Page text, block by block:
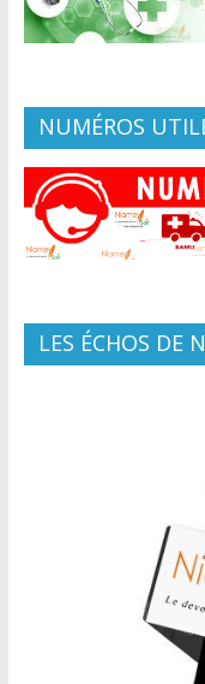
NUMÉROS
LES ÉCHOS DE